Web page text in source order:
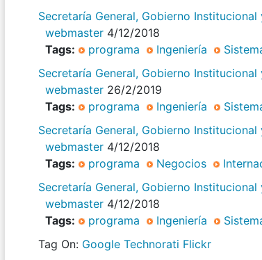
Secretaría General, Gobierno Institucional
webmaster 4/12/2018
Tags:
programa Ingeniería
Secretaría General, Gobierno Institucional
webmaster 26/2/2019
Tags:
programa Ingeniería
Secretaría General, Gobierno Institucional
webmaster 4/12/2018
Tags:
programa Negocios
Secretaría General, Gobierno Institucional
webmaster 4/12/2018
Tags:
programa Ingeniería
Tag On: Google Technorati Flickr